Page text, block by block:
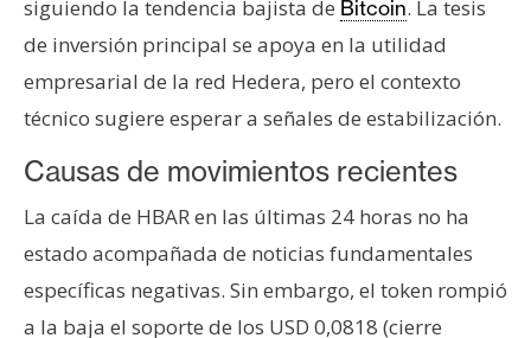
P
b
l
c
i
d
siguiendo la tendencia bajista de Bitcoin. La tesis
de inversión principal se apoya en la utilidad
empresarial de la red Hedera, pero el contexto
técnico sugiere esperar a señales de estabilización.
Causas de movimientos recientes
La caída de HBAR en las últimas 24 horas no ha
estado acompañada de noticias fundamentales
específicas negativas. Sin embargo, el token rompió
a la baja el soporte de los USD 0,0818 (cierre